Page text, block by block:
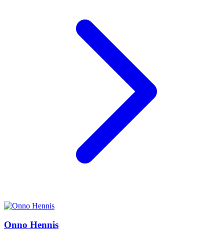
Onno Hennis